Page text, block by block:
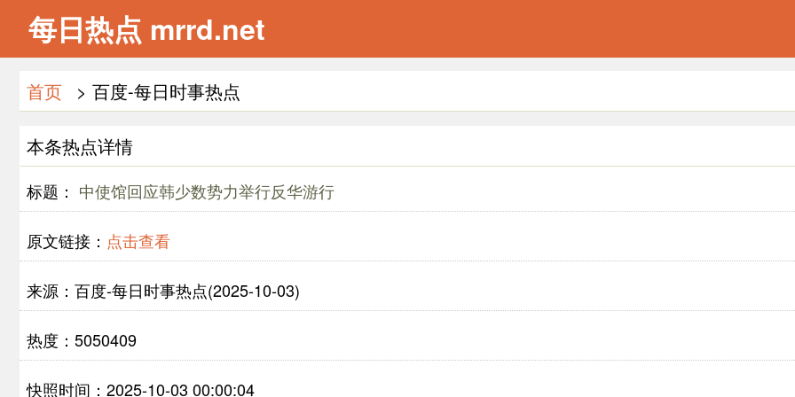
每日热点 mrrd.net
首页 > 百度-每日时事热点
本条热点详情
标题： 中使馆回应韩少数势力举行反华游行
原文链接： 点击查看
来源：百度-每日时事热点(2025-10-03)
热度：5050409
快照时间：2025-10-03 00:00:04